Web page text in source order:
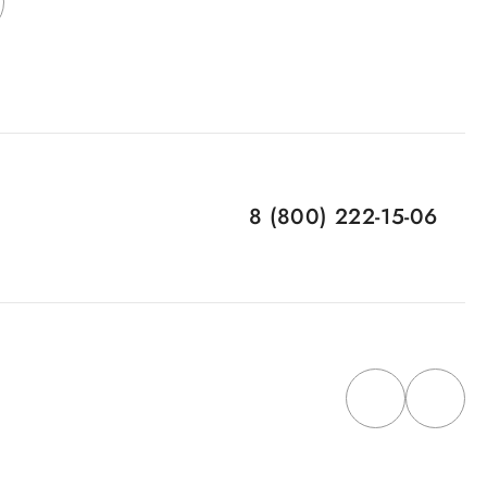
8 (800) 222-15-06